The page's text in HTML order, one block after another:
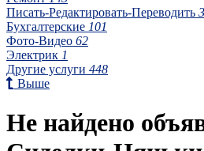
Писать-Редактировать-Переводить
Бухгалтерские 101
Фото-Видео 62
Электрик 1
Другие услуги 448
Выше
Не найдено